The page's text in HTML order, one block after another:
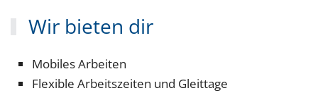
Wir bieten dir
Mobiles Arbeiten
Flexible Arbeitszeiten und Gleittage